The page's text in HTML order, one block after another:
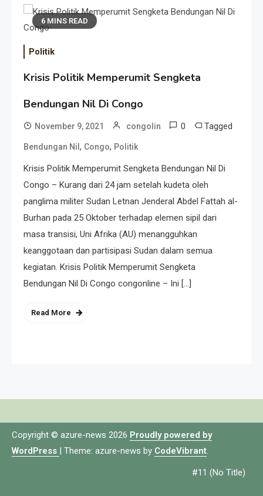
6 MINS READ
Politik
Krisis Politik Memperumit Sengketa
Bendungan Nil Di Congo
November 9, 2021 congolin 0 Tagged
Bendungan Nil , Congo, Politik
Krisis Politik Memperumit Sengketa Bendungan Nil Di
Congo – Kurang dari 24 jam setelah kudeta oleh
panglima militer Sudan Letnan Jenderal Abdel Fattah al-
Burhan pada 25 Oktober terhadap elemen sipil dari
masa transisi, Uni Afrika (AU) menangguhkan
keanggotaan dan partisipasi Sudan dalam semua
kegiatan. Krisis Politik Memperumit Sengketa
Bendungan Nil Di Congo congonline – Ini […]
Read More
Copyright © azure-news 2026 Proudly powered by
WordPress | Theme: azure-news by CodeVibrant.
#11 (no Title)